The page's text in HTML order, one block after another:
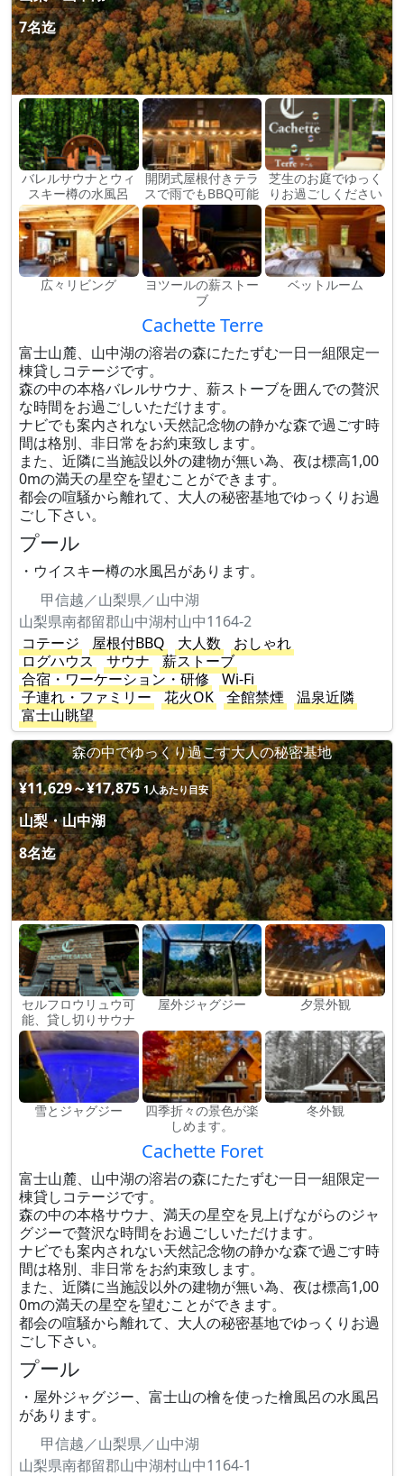
7名迄
バレルサウナとウィ
スキー樽の水風呂
開閉式屋根付きテラ
スで雨でもBBQ可能
芝生のお庭でゆっく
りお過ごしください
広々リビング
ヨツールの薪ストー
ブ
ベットルーム
Cachette Terre
富士山麓、山中湖の溶岩の森にたたずむ一日一組限定一
棟貸しコテージです。
森の中の本格バレルサウナ、薪ストーブを囲んでの贅沢
な時間をお過ごしいただけます。
ナビでも案内されない天然記念物の静かな森で過ごす時
間は格別、非日常をお約束致します。
また、近隣に当施設以外の建物が無い為、夜は標高1,00
0mの満天の星空を望むことができます。
都会の喧騒から離れて、大人の秘密基地でゆっくりお過
ごし下さい。
プール
・ウイスキー樽の水風呂があります。
甲信越／山梨県／山中湖
山梨県南都留郡山中湖村山中1164-2
コテージ
屋根付BBQ 大人数
おしゃれ
ログハウス
サウナ
薪ストーブ
合宿・ワーケーション・研修
Wi-Fi
子連れ・ファミリー
花火OK 全館禁煙
温泉近隣
富士山眺望
森の中でゆっくり過ごす大人の秘密基地
¥11,629～¥17,875 1人あたり目安
山梨・山中湖
8名迄
セルフロウリュウ可
能、貸し切りサウナ
屋外ジャグジー 夕景外観
雪とジャグジー
四季折々の景色が楽
しめます。
冬外観
Cachette Foret
富士山麓、山中湖の溶岩の森にたたずむ一日一組限定一
棟貸しコテージです。
森の中の本格サウナ、満天の星空を見上げながらのジャ
グジーで贅沢な時間をお過ごしいただけます。
ナビでも案内されない天然記念物の静かな森で過ごす時
間は格別、非日常をお約束致します。
また、近隣に当施設以外の建物が無い為、夜は標高1,00
0mの満天の星空を望むことができます。
都会の喧騒から離れて、大人の秘密基地でゆっくりお過
ごし下さい。
プール
・屋外ジャグジー、富士山の檜を使った檜風呂の水風呂
があります。
甲信越／山梨県／山中湖
山梨県南都留郡山中湖村山中1164-1